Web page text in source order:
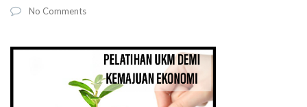
No Comments